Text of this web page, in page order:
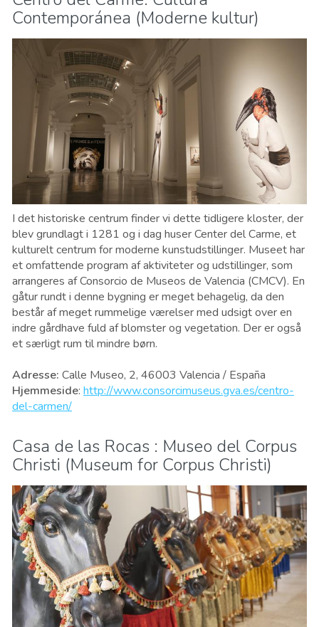
Contemporánea (Moderne kultur)
I det historiske centrum finder vi dette tidligere kloster, der
blev grundlagt i 1281 og i dag huser Center del Carme, et
kulturelt centrum for moderne kunstudstillinger. Museet har
et omfattende program af aktiviteter og udstillinger, som
arrangeres af Consorcio de Museos de Valencia (CMCV). En
gåtur rundt i denne bygning er meget behagelig, da den
består af meget rummelige værelser med udsigt over en
indre gårdhave fuld af blomster og vegetation. Der er også
et særligt rum til mindre børn.
Adresse: Calle Museo, 2, 46003 Valencia / España
Hjemmeside: http://www.consorcimuseus.gva.es/centro-
del-carmen/
Casa de las Rocas : Museo del Corpus
Christi (Museum for Corpus Christi)